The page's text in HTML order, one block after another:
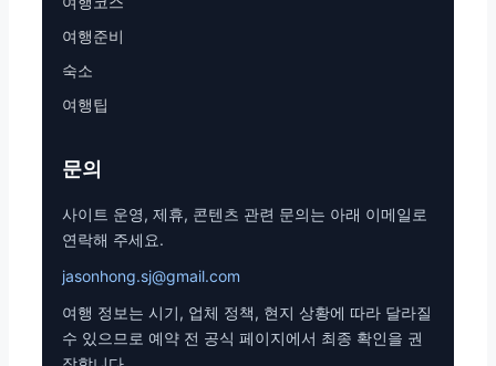
여행준비
숙소
여행팁
문의
사이트 운영, 제휴, 콘텐츠 관련 문의는 아래 이메일로
연락해 주세요.
jasonhong.sj@gmail.com
여행 정보는 시기, 업체 정책, 현지 상황에 따라 달라질
수 있으므로 예약 전 공식 페이지에서 최종 확인을 권